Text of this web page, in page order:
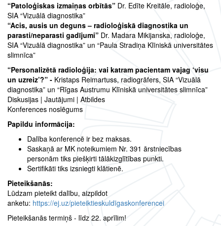
“Patoloģiskas izmaiņas orbītās” Dr. Edīte Kreitāle, radioloģe,
SIA “Vizuālā diagnostika”
“Acis, ausis un deguns – radioloģiskā diagnostika un
parasti/neparasti gadījumi” Dr. Madara Mikijanska, radioloģe,
SIA “Vizuālā diagnostika” un “Paula Stradiņa Klīniskā universitātes
slimnīca”
“Personalizētā radioloģija: vai katram pacientam vajag ‘visu
un uzreiz’?” - Kristaps Reimartuss, radiogrāfers, SIA “Vizuālā
diagnostika” un “Rīgas Austrumu Klīniskā universitātes slimnīca”
Diskusijas | Jautājumi | Atbildes
Konferences noslēgums
Papildu informācija:
Dalība konferencē ir bez maksas.
Saskaņā ar MK noteikumiem Nr. 391 ārstniecības
personām tiks piešķirti tālākizglītības punkti.
Sertifikāti tiks izsniegti klātienē.
Pieteikšanās:
Lūdzam pieteikt dalību, aizpildot
anketu: https://ej.uz/pieteiktieskuldīgaskonferencei
Pieteikšanās termiņš - līdz 22. aprīlim!